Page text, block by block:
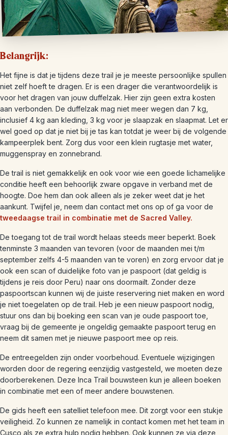
Belangrijk:
Het fijne is dat je tijdens deze trail je je meeste persoonlijke spullen
niet zelf hoeft te dragen. Er is een drager die verantwoordelijk is
voor het dragen van jouw duffelzak. Hier zijn geen extra kosten
aan verbonden. De duffelzak mag niet meer wegen dan 7 kg,
inclusief 4 kg aan kleding, 3 kg voor je slaapzak en slaapmat. Let er
wel goed op dat je niet bij je tas kan totdat je weer bij de volgende
kampeerplek bent. Zorg dus voor een klein rugtasje met water,
muggenspray en zonnebrand.
De trail is niet gemakkelijk en ook voor wie een goede lichamelijke
conditie heeft een behoorlijk zware opgave in verband met de
hoogte. Doe hem dan ook alleen als je zeker weet dat je het
aankunt. Twijfel je, neem dan contact met ons op of ga voor de
tweedaagse trail in combinatie met de Sacred Valley.
De toegang tot de trail wordt helaas steeds meer beperkt. Boek
tenminste 3 maanden van tevoren (voor de maanden mei t/m
september zelfs 4-5 maanden van te voren) en zorg ervoor dat je
ook een scan of duidelijke foto van je paspoort (dat geldig is
tijdens je reis door Peru) naar ons doormailt. Zonder deze
paspoortscan kunnen wij de juiste reservering niet maken en word
je niet toegelaten op de trail. Heb je een nieuw paspoort nodig,
stuur ons dan bij boeking een scan van je oude paspoort toe,
vraag bij de gemeente je ongeldig gemaakte paspoort terug en
neem dit samen met je nieuwe paspoort mee op reis.
De entreegelden zijn onder voorbehoud. Eventuele wijzigingen
worden door de regering eenzijdig vastgesteld, we moeten deze
doorberekenen. Deze Inca Trail bouwsteen kun je alleen boeken
in combinatie met een of meer andere bouwstenen.
De gids heeft een satelliet telefoon mee. Dit zorgt voor een stukje
veiligheid. Zo kunnen ze namelijk in contact komen met het team in
Cusco als ze extra hulp nodig hebben. Ook kunnen ze via deze